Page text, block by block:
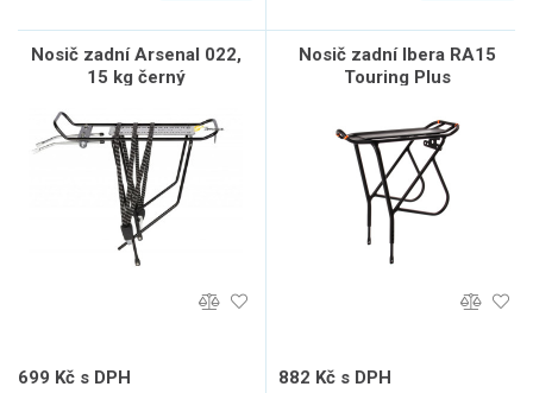
Nosič zadní Arsenal 022,
15 kg černý
699 Kč s DPH
Nosič zadní Ibera RA15
Touring Plus
882 Kč s DPH